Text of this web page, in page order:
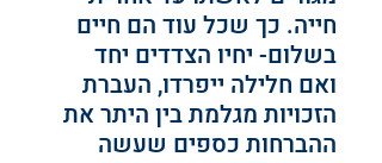
חייה. כך שכל עוד הם חיים
בשלום- יחיו הצדדים יחד
ואם חלילה ייפרדו, העברת
הזכויות מגלמת בין היתר את
ההברחות כספים שעשה